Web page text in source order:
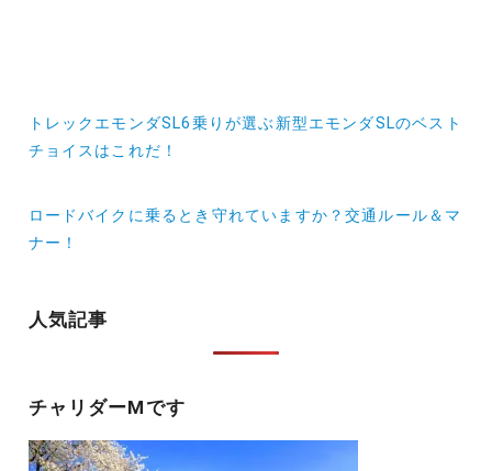
稿
ビ
ン
トレックエモンダSL6乗りが選ぶ新型エモンダSLのベスト
チョイスはこれだ！
ロードバイクに乗るとき守れていますか？交通ルール＆マ
ナー！
人気記事
チャリダーMです